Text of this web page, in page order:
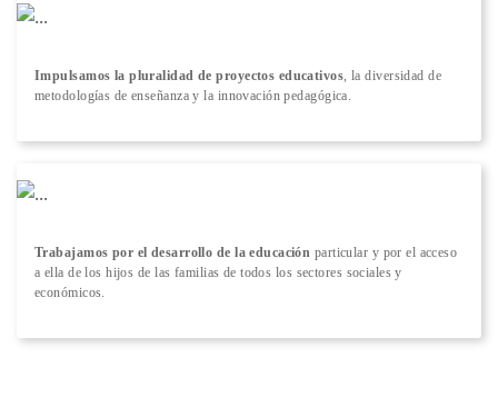
Impulsamos la pluralidad de proyectos educativos , la diversidad de
metodologías de enseñanza y la innovación pedagógica.
Trabajamos por el desarrollo de la educación particular y por el acceso
a ella de los hijos de las familias de todos los sectores sociales y
económicos.